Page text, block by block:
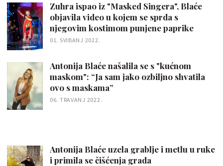
Zuhra ispao iz "Masked Singera", Blaće
objavila video u kojem se sprda s
njegovim kostimom punjene paprike
01. SVIBANJ 2022.
Antonija Blaće našalila se s "kućnom
maskom": “Ja sam jako ozbiljno shvatila
ovo s maskama”
06. TRAVANJ 2022.
Antonija Blaće uzela grablje i metlu u ruke
i primila se čišćenja grada